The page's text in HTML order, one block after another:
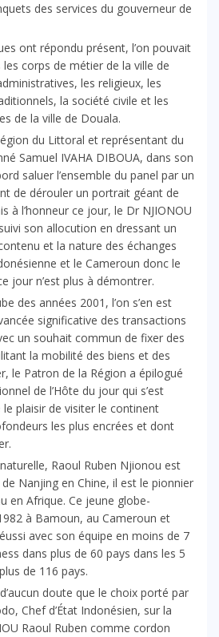
des services du gouverneur de
ont répondu présent, l’on pouvait
corps de métier de la ville de
les religieux, les
la société civile et les
de la ville de Douala.
du Littoral et représentant du
Samuel IVAHA DIBOUA, dans son
saluer l’ensemble du panel par un
de dérouler un portrait géant de
à l’honneur ce jour, le Dr NJIONOU
son allocution en dressant un
et la nature des échanges
et le Cameroun donc le
jour n’est plus à démontrer.
des années 2001, l’on s’en est
significative des transactions
un souhait commun de fixer des
la mobilité des biens et des
le Patron de la Région a épilogué
de l’Hôte du jour qui s’est
plaisir de visiter le continent
les plus encrées et dont
Raoul Ruben Njionou est
Nanjing en Chine, il est le pionnier
en Afrique. Ce jeune globe-
à Bamoun, au Cameroun et
avec son équipe en moins de 7
dans plus de 60 pays dans les 5
de 116 pays.
doute que le choix porté par
Chef d’État Indonésien, sur la
Raoul Ruben comme cordon